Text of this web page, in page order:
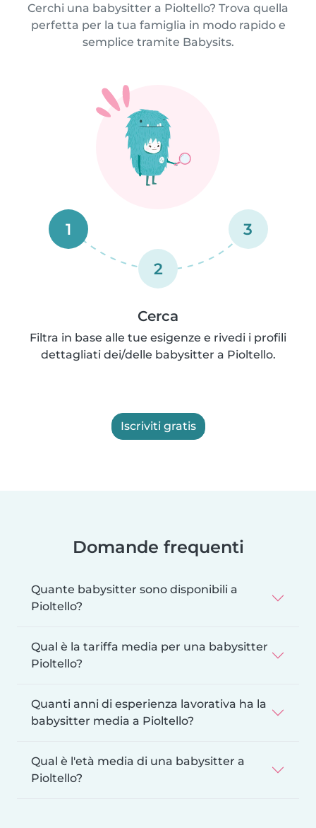
Cerchi una babysitter a Pioltello? Trova quella
perfetta per la tua famiglia in modo rapido e
semplice tramite Babysits.
1
2
3
Cerca
Filtra in base alle tue esigenze e rivedi i profili
dettagliati dei/delle babysitter a Pioltello.
Iscriviti gratis
Domande frequenti
Quante babysitter sono disponibili a
Pioltello?
Qual è la tariffa media per una babysitter
Pioltello?
Quanti anni di esperienza lavorativa ha la
babysitter media a Pioltello?
Qual è l'età media di una babysitter a
Pioltello?